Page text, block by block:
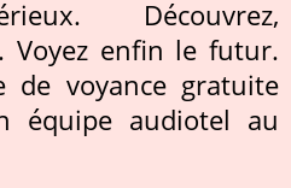
Découvrez,
Voyez enfin le futur.
de voyance gratuite
équipe audiotel au